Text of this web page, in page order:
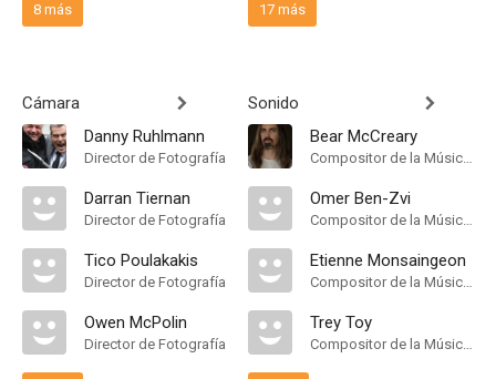
8 más
Cámara
Danny Ruhlmann
Director de Fotografía
Darran Tiernan
Director de Fotografía
Tico Poulakakis
Director de Fotografía
Owen McPolin
Director de Fotografía
17 más
Sonido
Bear McCreary
Compositor de la Música Original
Omer Ben-Zvi
Compositor de la Música Original
Etienne Monsaingeon
Compositor de la Música Original
Trey Toy
Compositor de la Música Original